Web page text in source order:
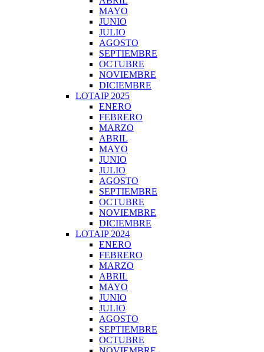
MAYO
JUNIO
JULIO
AGOSTO
SEPTIEMBRE
OCTUBRE
NOVIEMBRE
DICIEMBRE
LOTAIP 2025
ENERO
FEBRERO
MARZO
ABRIL
MAYO
JUNIO
JULIO
AGOSTO
SEPTIEMBRE
OCTUBRE
NOVIEMBRE
DICIEMBRE
LOTAIP 2024
ENERO
FEBRERO
MARZO
ABRIL
MAYO
JUNIO
JULIO
AGOSTO
SEPTIEMBRE
OCTUBRE